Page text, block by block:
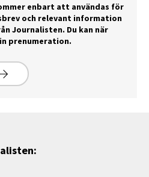
enbart att användas för
och relevant information
Journalisten. Du kan när
prenumeration.